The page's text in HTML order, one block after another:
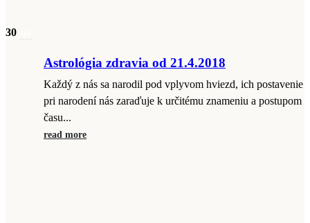
30
Astrológia zdravia od 21.4.2018
Každý z nás sa narodil pod vplyvom hviezd, ich postavenie
pri narodení nás zaraďuje k určitému znameniu a postupom
času...
read more